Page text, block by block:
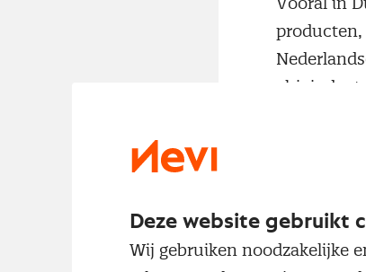
Deze website gebruikt
Wij gebruiken noodzakelijke